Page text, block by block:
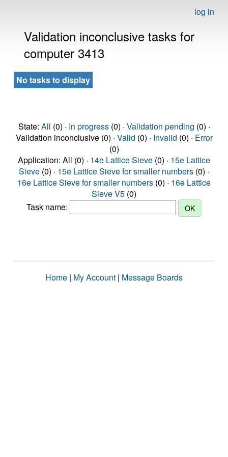
log in
Validation inconclusive tasks for
computer 3413
No tasks to display
State: All (0) · In progress(0) · Validation pending (0) ·
Validation inconclusive (0) · Valid (0) · Invalid (0) · Error
(0)
Application: All (0) · 14e Lattice Sieve (0) · 15e Lattice
Sieve (0) · 15e Lattice Sieve for smaller numbers (0) ·
16e Lattice Sieve for smaller numbers (0) · 16e Lattice
Sieve V5 (0)
Task name:
Home | My Account | Message Boards